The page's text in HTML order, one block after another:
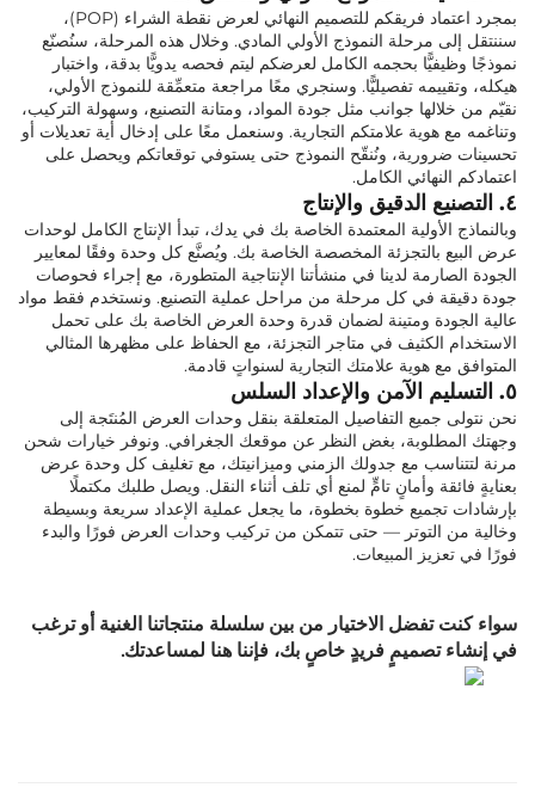
بمجرد اعتماد فريقكم للتصميم النهائي لعرض نقطة الشراء (POP)،
سننتقل إلى مرحلة النموذج الأولي المادي. وخلال هذه المرحلة، سنُصنّع
نموذجًا وظيفيًّا بحجمه الكامل لعرضكم ليتم فحصه يدويًّا بدقة، واختبار
هيكله، وتقييمه تفصيليًّا. وسنجري معًا مراجعة متعمِّقة للنموذج الأولي،
نقيّم من خلالها جوانب مثل جودة المواد، ومتانة التصنيع، وسهولة التركيب،
وتناغمه مع هوية علامتكم التجارية. وسنعمل معًا على إدخال أية تعديلات أو
تحسينات ضرورية، ونُنقّح النموذج حتى يستوفي توقعاتكم ويحصل على
اعتمادكم النهائي الكامل.
وبالنماذج الأولية المعتمدة الخاصة بك في يدك، تبدأ الإنتاج الكامل لوحدات
عرض البيع بالتجزئة المخصصة الخاصة بك. ويُصنَّع كل وحدة وفقًا لمعايير
الجودة الصارمة لدينا في منشأتنا الإنتاجية المتطورة، مع إجراء فحوصات
جودة دقيقة في كل مرحلة من مراحل عملية التصنيع. ونستخدم فقط مواد
عالية الجودة ومتينة لضمان قدرة وحدة العرض الخاصة بك على تحمل
الاستخدام الكثيف في متاجر التجزئة، مع الحفاظ على مظهرها المثالي
المتوافق مع هوية علامتك التجارية لسنواتٍ قادمة.
نحن نتولى جميع التفاصيل المتعلقة بنقل وحدات العرض المُنتَجة إلى
وجهتك المطلوبة، بغض النظر عن موقعك الجغرافي. ونوفر خيارات شحن
مرنة لتتناسب مع جدولك الزمني وميزانيتك، مع تغليف كل وحدة عرض
بعنايةٍ فائقة وأمانٍ تامٍّ لمنع أي تلف أثناء النقل. ويصل طلبك مكتملًا
بإرشادات تجميع خطوة بخطوة، ما يجعل عملية الإعداد سريعة وبسيطة
وخالية من التوتر — حتى تتمكن من تركيب وحدات العرض فورًا والبدء
فورًا في تعزيز المبيعات.
سواء كنت تفضل الاختيار من بين سلسلة منتجاتنا الغنية أو ترغب
في إنشاء تصميمٍ فريدٍ خاصٍ بك، فإننا هنا لمساعدتك.